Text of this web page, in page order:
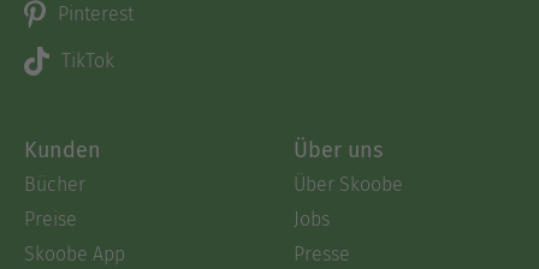
Pinterest
TikTok
Kunden
Bücher
Preise
Skoobe App
Über uns
Über Skoobe
Jobs
Presse